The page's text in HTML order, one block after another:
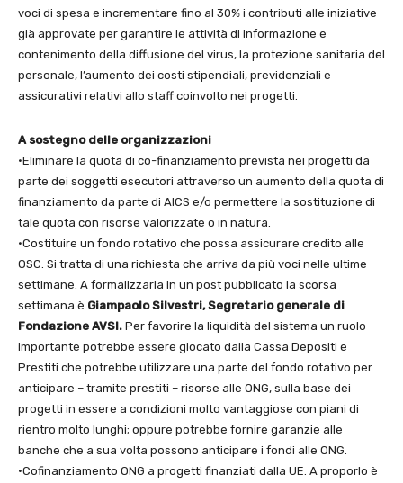
voci di spesa e incrementare fino al 30% i contributi alle iniziative
già approvate per garantire le attività di informazione e
contenimento della diffusione del virus, la protezione sanitaria del
personale, l’aumento dei costi stipendiali, previdenziali e
assicurativi relativi allo staff coinvolto nei progetti.
A sostegno delle organizzazioni
•Eliminare la quota di co-finanziamento prevista nei progetti da
parte dei soggetti esecutori attraverso un aumento della quota di
finanziamento da parte di AICS e/o permettere la sostituzione di
tale quota con risorse valorizzate o in natura.
•Costituire un fondo rotativo che possa assicurare credito alle
OSC. Si tratta di una richiesta che arriva da più voci nelle ultime
settimane. A formalizzarla in un post pubblicato la scorsa
settimana è Giampaolo Silvestri, Segretario generale di
Fondazione AVSI. Per favorire la liquidità del sistema un ruolo
importante potrebbe essere giocato dalla Cassa Depositi e
Prestiti che potrebbe utilizzare una parte del fondo rotativo per
anticipare – tramite prestiti – risorse alle ONG, sulla base dei
progetti in essere a condizioni molto vantaggiose con piani di
rientro molto lunghi; oppure potrebbe fornire garanzie alle
banche che a sua volta possono anticipare i fondi alle ONG.
•Cofinanziamento ONG a progetti finanziati dalla UE. A proporlo è